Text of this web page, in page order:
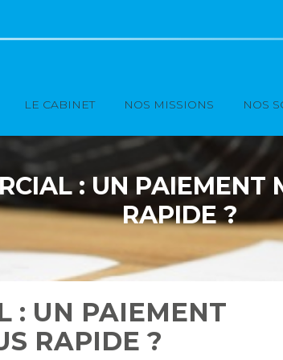
Principal
LE CABINET NOS MISSIONS NOS
: UN PAIEMENT
RAPIDE ?
: UN PAIEMENT
RAPIDE ?